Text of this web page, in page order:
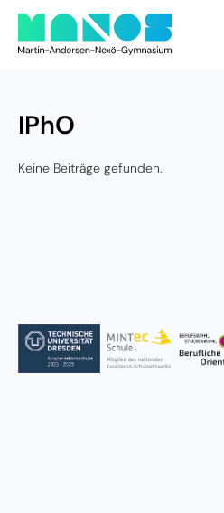
IPhO
Keine Beiträge gefunden.